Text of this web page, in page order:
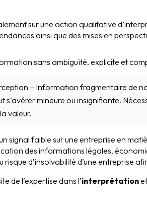
sur une action qualitative
ainsi que des mises en
sans ambiguïté, explicite et
– Information fragmentaire de
s’avérer mineure ou insignifiante.
valeur.
signal faible sur une entreprise en
des informations légales,
d’insolvabilité d’une entreprise
de l’expertise dans l’interprétation